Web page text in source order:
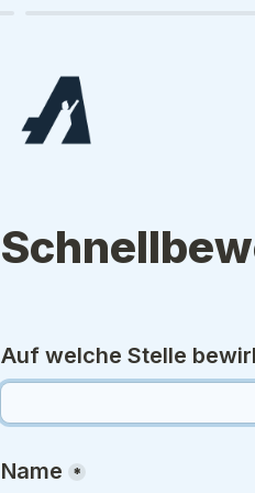
Auf welche Stelle
Name *